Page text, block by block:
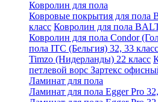
Ковролин для пола
Ковровые покрытия для пола
класс Ковролин для пола
Ковролин для пола Condor
пола ITC (Бельгия) 32, 33 класс
Timzo (Нидерланды) 22 класс
петлевой ворс Зартекс
Ламинат для пола
Ламинат для пола Egger Pro